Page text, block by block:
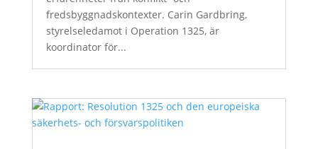
fredsbyggnadskontexter. Carin Gardbring,
styrelseledamot i Operation 1325, är
koordinator för...